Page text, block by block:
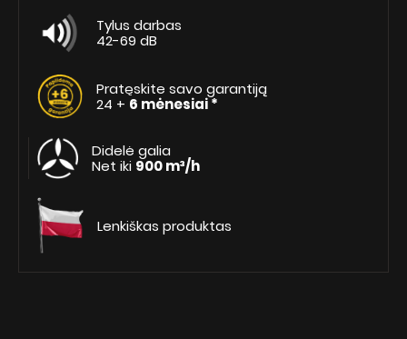
Tylus darbas
42-69 dB
Pratęskite savo garantiją
24 + 6 mėnesiai *
Didelė galia
Net iki 900 m³/h
Lenkiškas produktas